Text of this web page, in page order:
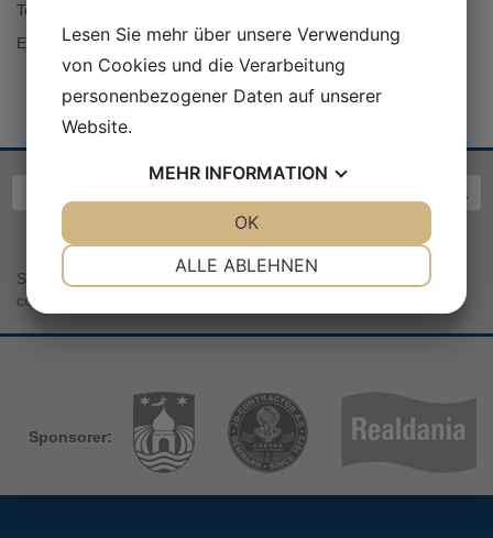
Tel.: +45 5455 5560
Email: info@seawarmuseum.dk
Sea War Museum Jutland | Kystcentervej 11 | 7680 Thyborøn |
contact@seawarmuseum.dk
Sponsorer:
Lesen Sie mehr über unsere Verwendung
von Cookies und die Verarbeitung
personenbezogener Daten auf unserer
Website.
MEHR INFORMATION
MARKETING STATISTIKEN
ALLE ABLEHNEN
OK